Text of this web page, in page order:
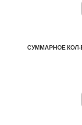
СУММАРНОЕ